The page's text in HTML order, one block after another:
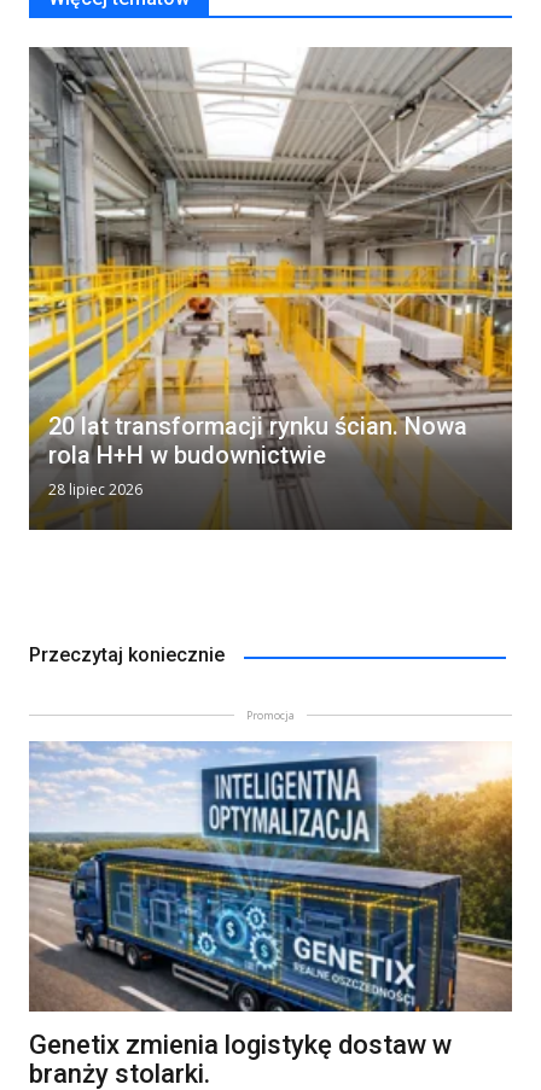
20 lat transformacji rynku ścian. Nowa
rola H+H w budownictwie
28 lipiec 2026
Przeczytaj koniecznie
Promocja
Genetix zmienia logistykę dostaw w
branży stolarki.